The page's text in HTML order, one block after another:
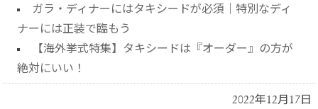
ガラ・ディナーにはタキシードが必須｜特別なディ
ナーには正装で臨もう
【海外挙式特集】タキシードは『オーダー』の方が
絶対にいい！
2022年12月17日